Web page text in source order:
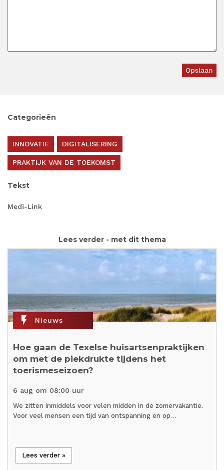
Categorieën
INNOVATIE DIGITALISERING
PRAKTIJK VAN DE TOEKOMST
Tekst
Medi-Link
Lees verder - met dit thema
flash_on Nieuws
Hoe gaan de Texelse huisartsenpraktijken
om met de piekdrukte tijdens het
toerismeseizoen?
6 aug om 08:00 uur
We zitten inmiddels voor velen midden in de zomervakantie.
Voor veel mensen een tijd van ontspanning en op…
Lees verder »